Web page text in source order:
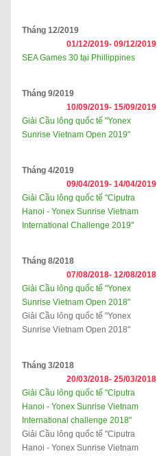
Tháng 12/2019
01/12/2019- 09/12/2019
SEA Games 30 tại Phillippines
Tháng 9/2019
10/09/2019- 15/09/2019
Giải Cầu lông quốc tế "Yonex
Sunrise Vietnam Open 2019"
Tháng 4/2019
09/04/2019- 14/04/2019
Giải Cầu lông quốc tế "Ciputra
Hanoi - Yonex Sunrise Vietnam
International Challenge 2019"
Tháng 8/2018
07/08/2018- 12/08/2018
Giải Cầu lông quốc tế "Yonex
Sunrise Vietnam Open 2018"
Giải Cầu lông quốc tế "Yonex
Sunrise Vietnam Open 2018"
Tháng 3/2018
20/03/2018- 25/03/2018
Giải Cầu lông quốc tế "Ciputra
Hanoi - Yonex Sunrise Vietnam
International challenge 2018"
Giải Cầu lông quốc tế "Ciputra
Hanoi - Yonex Sunrise Vietnam